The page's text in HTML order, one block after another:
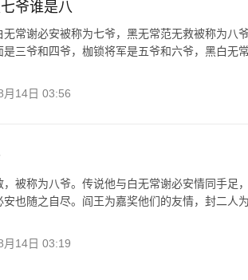
爷谁是八
常谢必安被称为七爷，黑无常范无救被称为八
三爷和四爷，枷锁将军是五爷和六爷，黑白无
月14日 03:56
，被称为八爷。传说他与白无常谢必安情同手足
安也随之自尽。阎王为嘉奖他们的友情，封二人
月14日 03:19